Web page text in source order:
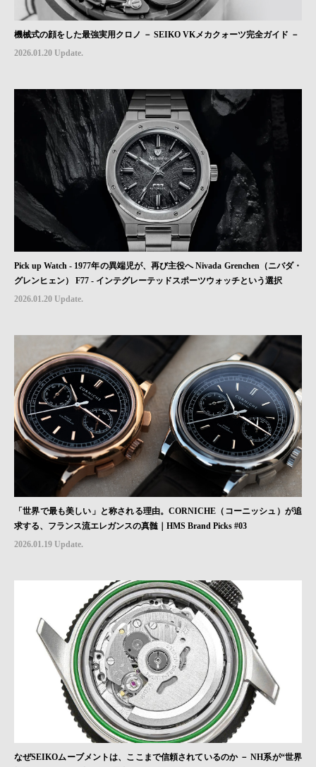
機械式の顔をした最強実用クロノ － SEIKO VKメカクォーツ完全ガイド －
2026.01.20 Update.
Pick up Watch - 1977年の異端児が、再び主役へ Nivada Grenchen（ニバダ・
グレンヒェン） F77 - インテグレーテッドスポーツウォッチという選択
2026.01.20 Update.
「世界で最も美しい」と称される理由。CORNICHE（コーニッシュ）が追
求する、フランス流エレガンスの真髄｜HMS Brand Picks #03
2026.01.19 Update.
なぜSEIKOムーブメントは、ここまで信頼されているのか － NH系が“世界